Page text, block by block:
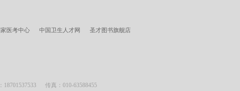
家医考中心 中国卫生人才网
圣才图书旗舰店
传真：010-63588455